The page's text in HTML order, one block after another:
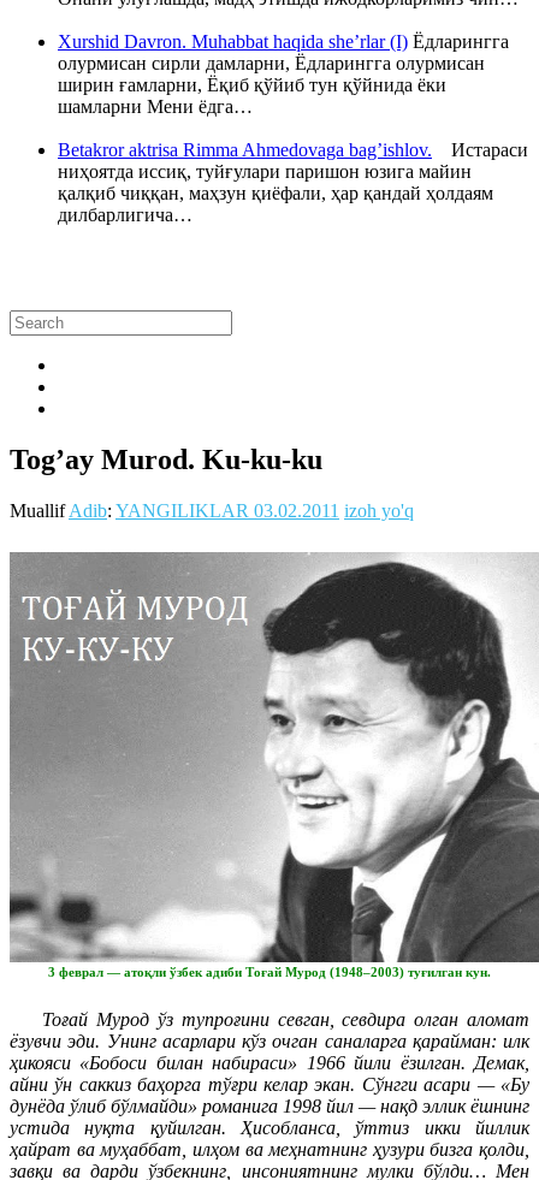
Xurshid Davron. Muhabbat haqida she’rlar (I) Ёдларингга
олурмисан сирли дамларни, Ёдларингга олурмисан
ширин ғамларни, Ёқиб қўйиб тун қўйнида ёки
шамларни Мени ёдга…
Betakror aktrisa Rimma Ahmedovaga bag’ishlov. Истараси
ниҳоятда иссиқ, туйғулари паришон юзига майин
қалқиб чиққан, маҳзун қиёфали, ҳар қандай ҳолдаям
дилбарлигича…
Tog’ay Murod. Ku-ku-ku
MuallifAdib: YANGILIKLAR 03.02.2011 izoh yo'q
3 феврал — атоқли ўзбек адиби Тоғай Мурод (1948–2003) туғилган кун.
Тоғай Мурод ўз тупроғини севган, севдира олган аломат
ёзувчи эди. Унинг асарлари кўз очган саналарга қарайман: илк
ҳикояси «Бобоси билан набираси» 1966 йили ёзилган. Демак,
айни ўн саккиз баҳорга тўғри келар экан. Сўнгги асари — «Бу
дунёда ўлиб бўлмайди» романига 1998 йил — нақд эллик ёшнинг
устида нуқта қуйилган. Ҳисобланса, ўттиз икки йиллик
ҳайрат ва муҳаббат, илҳом ва меҳнатнинг ҳузури бизга қолди,
завқи ва дарди ўзбекнинг, инсониятнинг мулки бўлди… Мен